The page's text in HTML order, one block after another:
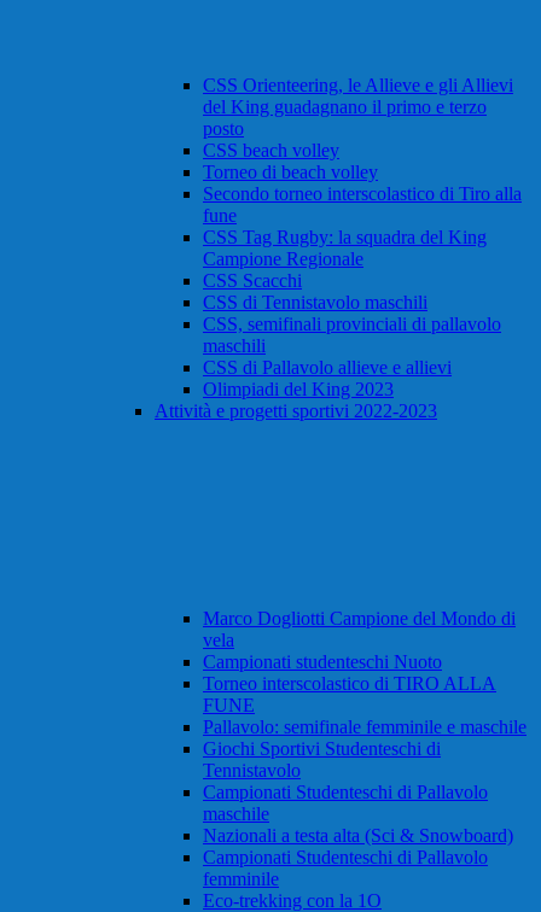
CSS Orienteering, le Allieve e gli Allievi
del King guadagnano il primo e terzo
posto
CSS beach volley
Torneo di beach volley
Secondo torneo interscolastico di Tiro alla
fune
CSS Tag Rugby: la squadra del King
Campione Regionale
CSS Scacchi
CSS di Tennistavolo maschili
CSS, semifinali provinciali di pallavolo
maschili
CSS di Pallavolo allieve e allievi
Olimpiadi del King 2023
Attività e progetti sportivi 2022-2023
Marco Dogliotti Campione del Mondo di
vela
Campionati studenteschi Nuoto
Torneo interscolastico di TIRO ALLA
FUNE
Pallavolo: semifinale femminile e maschile
Giochi Sportivi Studenteschi di
Tennistavolo
Campionati Studenteschi di Pallavolo
maschile
Nazionali a testa alta (Sci & Snowboard)
Campionati Studenteschi di Pallavolo
femminile
Eco-trekking con la 1O